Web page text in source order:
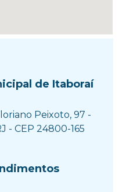
de Itaboraí
Peixoto, 97 -
- CEP 24800-165